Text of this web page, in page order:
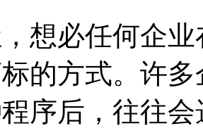
想必任何企
的方式。许
序后，往往